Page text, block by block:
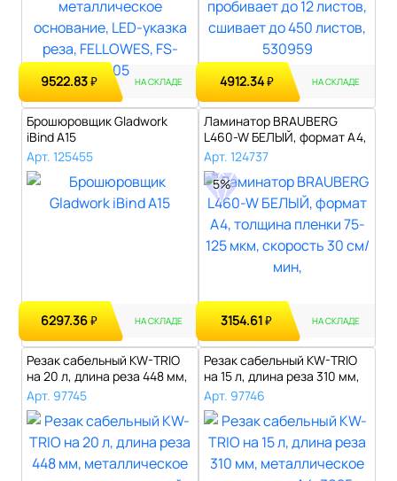
9522.83₽ НА СКЛАДЕ 4912.34₽ НА СКЛАДЕ
Брошюровщик Gladwork
iBind A15
Арт. 125455
6297.36₽ НА СКЛАДЕ
Ламинатор BRAUBERG
L460-W БЕЛЫЙ, формат A4,
толщина пле..
Арт. 124737
5%
3154.61₽ НА СКЛАДЕ
Резак сабельный KW-TRIO
на 20 л, длина реза 448 мм,
мет..
Арт. 97745
Резак сабельный KW-TRIO
на 15 л, длина реза 310 мм,
мет..
Арт. 97746